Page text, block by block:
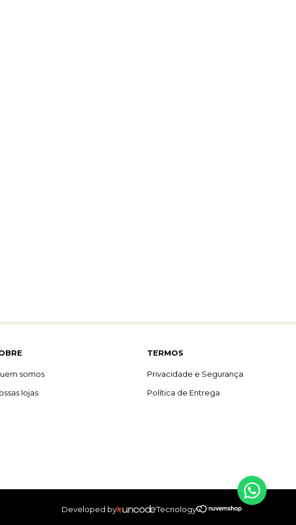
somos
lojas
TERMOS
Privacidade e Segurança
Política de Entrega
Developed by Tecnology